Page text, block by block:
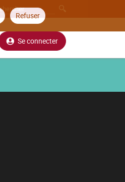
Refuser
Se connecter